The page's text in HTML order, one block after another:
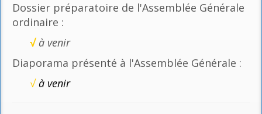
Dossier préparatoire de l'Assemblée Générale
ordinaire :
√ à venir
Diaporama présenté à l'Assemblée Générale :
√à venir